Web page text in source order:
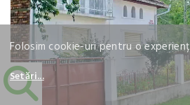
Folosim cookie-uri pentru o
Setări...